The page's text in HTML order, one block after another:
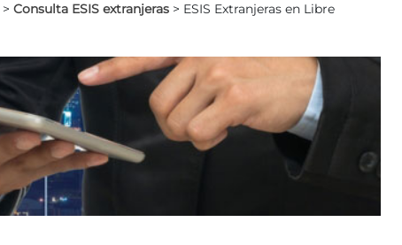
> Consulta ESIS extranjeras > ESIS Extranjeras en Libre